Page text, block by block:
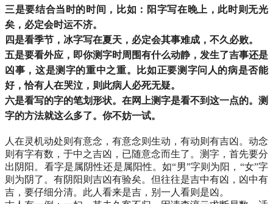
三是要结合当时的时间，比如：阳字写在晚上，此时则无光
矣，必定会时运不济。
四是看季节，冰字写在夏天，必定会其事难成，不久必败。
五是要看外应，即你测字时周围有什么动静，发生了吉事还是
凶事，这是测字的重中之重。比如正要测字问人的病是否能
好，恰有人在哭泣，则此病人必死无疑。
六是看写的字的笔划形状。 在网上测字是看不到这一点的。测
字的方法就这么多了。你不妨一试。­
人在灵机动处则有意念，有意念则生动，有动则有吉凶。动念
则有字有数，于中之吉凶，已随意念而生了。测字，首先要分
出阴阳。看字是属阴性还是属阳性。如“男”字则为阳，“女”字
则为阴了。有阴阳则吉凶有验矣。但往往是吉中有凶，凶中有
吉，要仔细分清。此人看来是吉，别一人看则是凶。